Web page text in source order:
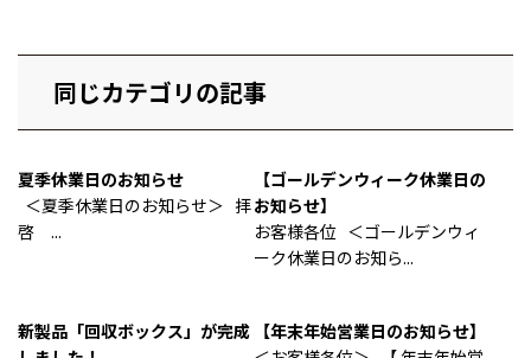
同じカテゴリの記事
夏季休業日のお知らせ
＜夏季休業日のお知らせ＞ 拝
啓 ...
【ゴールデンウィーク休業日の
お知らせ】
お客様各位 ＜ゴールデンウィ
ーク休業日のお知ら...
新製品「回収ボックス」が完成 【年末年始営業日のお知らせ】